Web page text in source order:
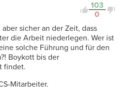
103
0
sicher an der Zeit, dass
die Arbeit niederlegen. Wer ist
solche Führung und für den
Boykott bis der
findet.
Mitarbeiter.